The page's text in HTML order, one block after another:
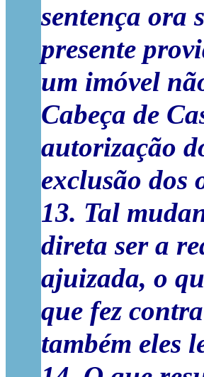
sentença ora
presente
um imóvel
Cabeça de
autorização
exclusão dos
13. Tal
direta ser a
ajuizada, o
que fez
também eles